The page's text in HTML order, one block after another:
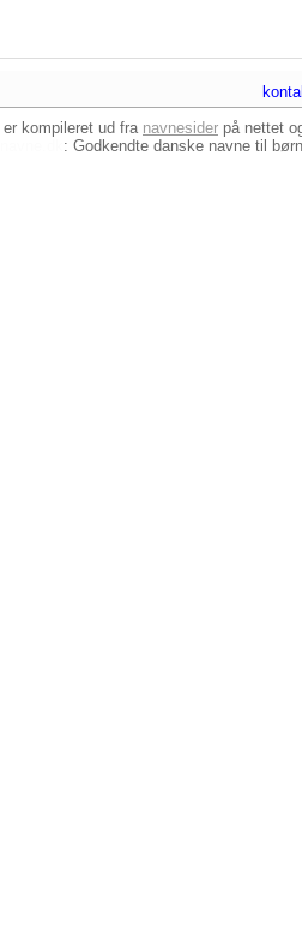
er kompileret ud fra navnesider på nettet
: Godkendte danske navne til børn